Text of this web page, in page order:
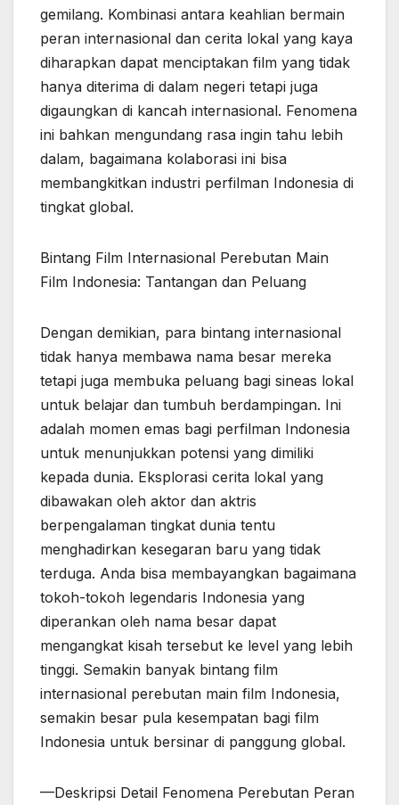
gemilang. Kombinasi antara keahlian bermain
peran internasional dan cerita lokal yang kaya
diharapkan dapat menciptakan film yang tidak
hanya diterima di dalam negeri tetapi juga
digaungkan di kancah internasional. Fenomena
ini bahkan mengundang rasa ingin tahu lebih
dalam, bagaimana kolaborasi ini bisa
membangkitkan industri perfilman Indonesia di
tingkat global.
Bintang Film Internasional Perebutan Main
Film Indonesia: Tantangan dan Peluang
Dengan demikian, para bintang internasional
tidak hanya membawa nama besar mereka
tetapi juga membuka peluang bagi sineas lokal
untuk belajar dan tumbuh berdampingan. Ini
adalah momen emas bagi perfilman Indonesia
untuk menunjukkan potensi yang dimiliki
kepada dunia. Eksplorasi cerita lokal yang
dibawakan oleh aktor dan aktris
berpengalaman tingkat dunia tentu
menghadirkan kesegaran baru yang tidak
terduga. Anda bisa membayangkan bagaimana
tokoh-tokoh legendaris Indonesia yang
diperankan oleh nama besar dapat
mengangkat kisah tersebut ke level yang lebih
tinggi. Semakin banyak bintang film
internasional perebutan main film Indonesia,
semakin besar pula kesempatan bagi film
Indonesia untuk bersinar di panggung global.
—Deskripsi Detail Fenomena Perebutan Peran